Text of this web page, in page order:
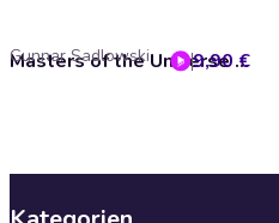
Masters of the Universe - Folge 06: Im Tal der Bestien
Gunnar Sadlowski 9,90 €